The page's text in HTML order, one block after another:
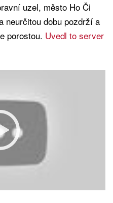
uzel, město Ho Či
neurčitou dobu pozdrží a
porostou. Uvedl to server